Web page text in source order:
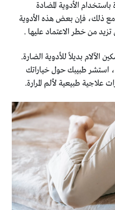
باستخدام الأدوية المضادة
ذلك، فإن بعض هذه الأدوية
تزيد من خطر الاعتماد عليها .
الآلام بديلاً للأدوية الضارة.
استشر طبيبك حول خياراتك
طبيعية لألم المرارة.